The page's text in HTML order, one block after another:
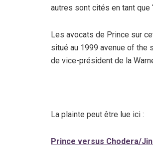
autres sont cités en tant que
Les avocats de Prince sur
situé au 1999 avenue of the
de vice-président de la
La plainte peut être lue ici :
Prince versus Chodera/